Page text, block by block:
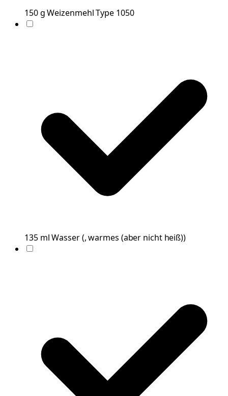
150g Weizenmehl Type 1050
135 mlWasser(, warmes (aber nicht heiß))